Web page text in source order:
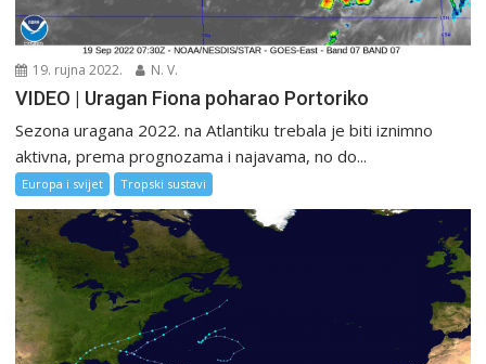
19. rujna 2022. N. V.
VIDEO | Uragan Fiona poharao Portoriko
Sezona uragana 2022. na Atlantiku trebala je biti iznimno
aktivna, prema prognozama i najavama, no do...
Europa i svijet Tropski sustavi